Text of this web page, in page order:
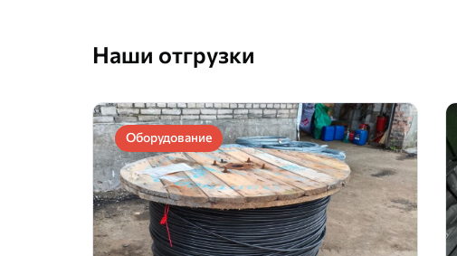
Наши отгрузки
Оборудование